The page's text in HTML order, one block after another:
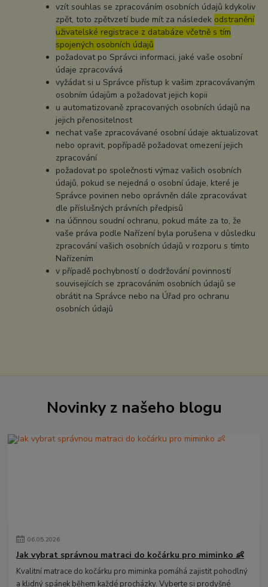
vzít souhlas se zpracováním osobních údajů kdykoliv
zpět, toto zpětvzetí bude mít za následek odstranění
uživatelské registrace z databáze včetně s tím
spojených osobních údajů
požadovat po Správci informaci, jaké vaše osobní
údaje zpracovává
vyžádat si u Správce přístup k vašim zpracovávaným
osobním údajům a požadovat jejich kopii
u automatizovaně zpracovaných osobních údajů na
jejich přenositelnost
nechat vaše zpracovávané osobní údaje aktualizovat
nebo opravit, popřípadě požadovat omezení jejich
zpracování
požadovat po společnosti výmaz vašich osobních
údajů, pokud se nejedná o osobní údaje, které je
Správce povinen nebo oprávněn dále zpracovávat
dle příslušných právních předpisů
na účinnou soudní ochranu, pokud máte za to, že
vaše práva podle Nařízení byla porušena v důsledku
zpracování vašich osobních údajů v rozporu s tímto
Nařízením
v případě pochybností o dodržování povinností
souvisejících se zpracováním osobních údajů se
obrátit na Správce nebo na Úřad pro ochranu
osobních údajů
Novinky z našeho blogu
06.05.2026
Jak vybrat správnou matraci do kočárku pro miminko 👶
Kvalitní matrace do kočárku pro miminka pomáhá zajistit pohodlný
a klidný spánek během každé procházky. Vyberte si prodyšné